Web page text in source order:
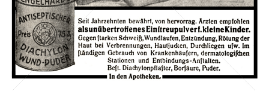
Bild-ID: 42241